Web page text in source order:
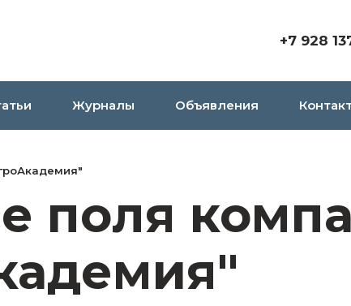
+7 928
Журналы Объявления
поля